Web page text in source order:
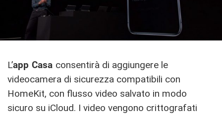
L’app Casa consentirà di aggiungere le
videocamera di sicurezza compatibili con
HomeKit, con flusso video salvato in modo
sicuro su iCloud. I video vengono crittografati